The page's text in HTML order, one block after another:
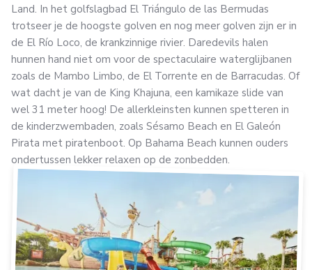
Land. In het golfslagbad El Triángulo de las Bermudas
trotseer je de hoogste golven en nog meer golven zijn er in
de El Río Loco, de krankzinnige rivier. Daredevils halen
hunnen hand niet om voor de spectaculaire waterglijbanen
zoals de Mambo Limbo, de El Torrente en de Barracudas. Of
wat dacht je van de King Khajuna, een kamikaze slide van
wel 31 meter hoog! De allerkleinsten kunnen spetteren in
de kinderzwembaden, zoals Sésamo Beach en El Galeón
Pirata met piratenboot. Op Bahama Beach kunnen ouders
ondertussen lekker relaxen op de zonbedden.